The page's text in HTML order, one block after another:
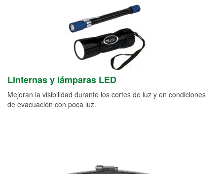
Linternas y lámparas LED
Mejoran la visibilidad durante los cortes de luz y en condiciones
de evacuación con poca luz.